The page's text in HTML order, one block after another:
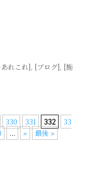
れこれ], [ブログ], [施
330 331 332
33
... » 最後 »